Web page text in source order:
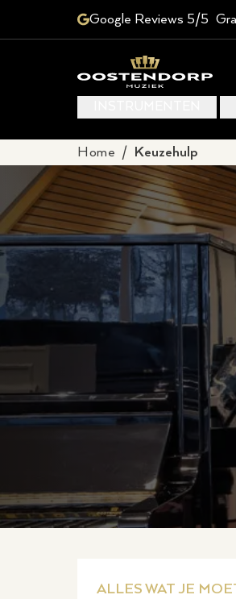
Google Reviews 5/5
Home / Keuzehulp
ALLES WAT JE